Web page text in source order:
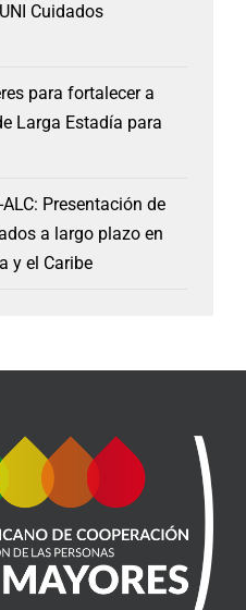
Cuidados
para fortalecer a
Larga Estadía para
Presentación de
a largo plazo en
y el Caribe